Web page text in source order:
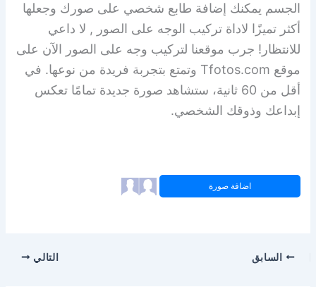
الجسم يمكنك إضافة طابع شخصي على صورك وجعلها
أكثر تميزًا لاداة تركيب الوجه على الصور , لا داعي
للانتظار! جرب موقعنا لتركيب وجه على الصور الآن على
موقع Tfotos.com وتمتع بتجربة فريدة من نوعها. في
أقل من 60 ثانية، ستشاهد صورة جديدة تمامًا تعكس
إبداعك وذوقك الشخصي.
اضافة صورة
السابق التالي